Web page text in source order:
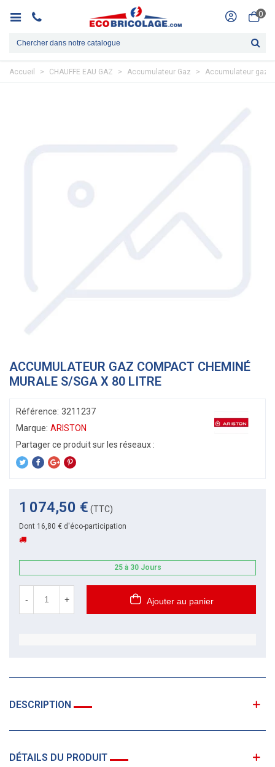
0
Accueil > CHAUFFE EAU GAZ > Accumulateur Gaz > Accumulateur gaz
ACCUMULATEUR GAZ COMPACT CHEMINÉ
MURALE S/SGA X 80 LITRE
Référence: 3211237
Marque: ARISTON
1 074,50 € (TTC)
Dont 16,80 € d'éco-participation
25 à 30 Jours
- + Ajouter au panier
DESCRIPTION
DÉTAILS DU PRODUIT